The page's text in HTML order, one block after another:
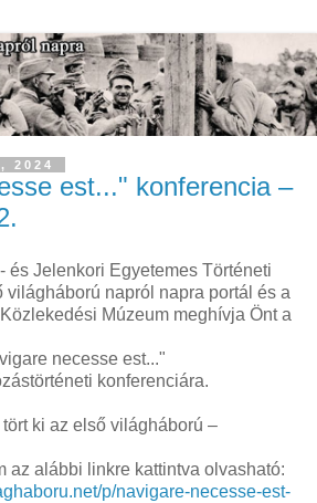
2024
est..." konferencia –
és Jelenkori Egyetemes Történeti
világháború napról napra portál és a
Múzeum meghívja Önt a
necesse est..."
konferenciára.
ki az első világháború –
az alábbi linkre kattintva olvasható:
p/navigare-necesse-est-